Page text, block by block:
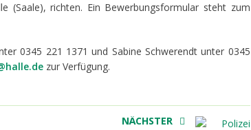
(Saale), richten. Ein Bewerbungsformular steht zum
0345 221 1371 und Sabine Schwerendt unter 0345
zur Verfügung.
NÄCHSTER